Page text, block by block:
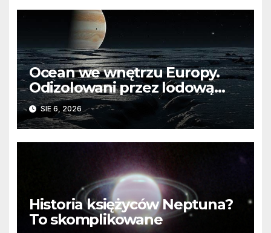
Ocean we wnętrzu Europy.
Odizolowani przez lodową
barierę
SIE 6, 2026
Historia księżyców Neptuna?
To skomplikowane